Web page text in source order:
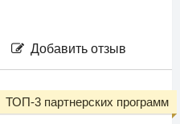
Добавить отзыв
ТОП-3 партнерских программ